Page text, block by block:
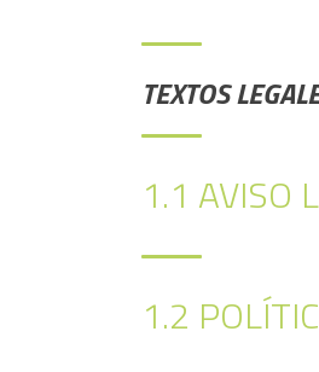
TEXTOS
1.1 AVISO
1.2